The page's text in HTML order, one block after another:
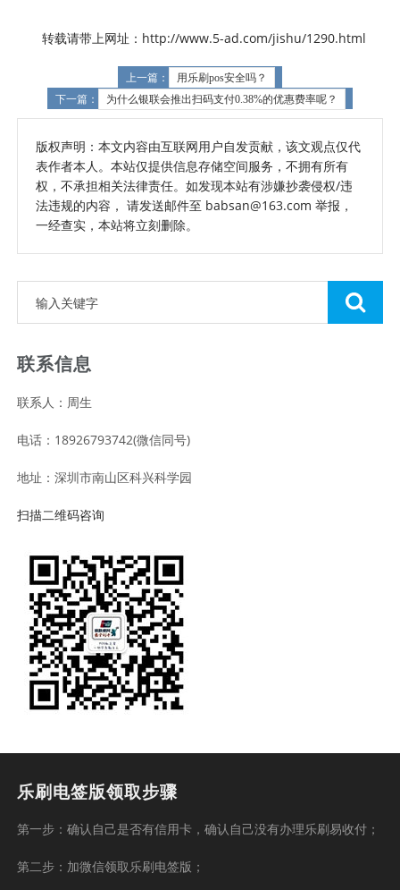
转载请带上网址：http://www.5-ad.com/jishu/1290.html
上一篇：
用乐刷pos安全吗？
下一篇：
为什么银联会推出扫码支付0.38%的优惠费率呢？
版权声明：本文内容由互联网用户自发贡献，该文观点仅代
表作者本人。本站仅提供信息存储空间服务，不拥有所有
权，不承担相关法律责任。如发现本站有涉嫌抄袭侵权/违
法违规的内容， 请发送邮件至 babsan@163.com 举报，
一经查实，本站将立刻删除。
联系信息
联系人：周生
电话：18926793742(微信同号)
地址：深圳市南山区科兴科学园
扫描二维码咨询
乐刷电签版领取步骤
第一步：确认自己是否有信用卡，确认自己没有办理乐刷易收付；
第二步：加微信领取乐刷电签版；